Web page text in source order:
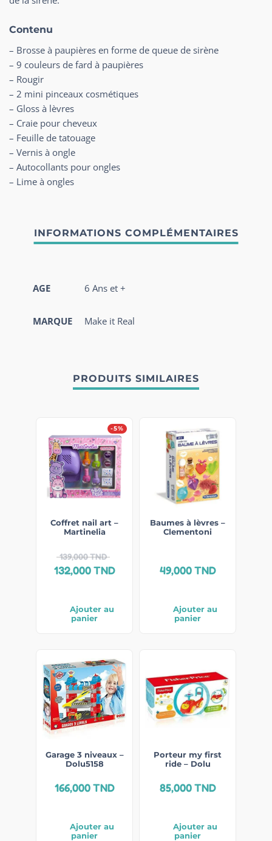
Contenu
– Brosse à paupières en forme de queue de sirène
– 9 couleurs de fard à paupières
– Rougir
– 2 mini pinceaux cosmétiques
– Gloss à lèvres
– Craie pour cheveux
– Feuille de tatouage
– Vernis à ongle
– Autocollants pour ongles
– Lime à ongles
AGE 6 Ans et +
MARQUE Make it Real
PRODUITS SIMILAIRES
-5%
Coffret nail art –
Martinelia
139,000TND
132,000TND
Ajouter au
panier
Baumes à lèvres –
Clementoni
49,000TND
Ajouter au
panier
Garage 3 niveaux –
Dolu5158
166,000TND
Ajouter au
panier
Porteur my first
ride – Dolu
85,000TND
Ajouter au
panier